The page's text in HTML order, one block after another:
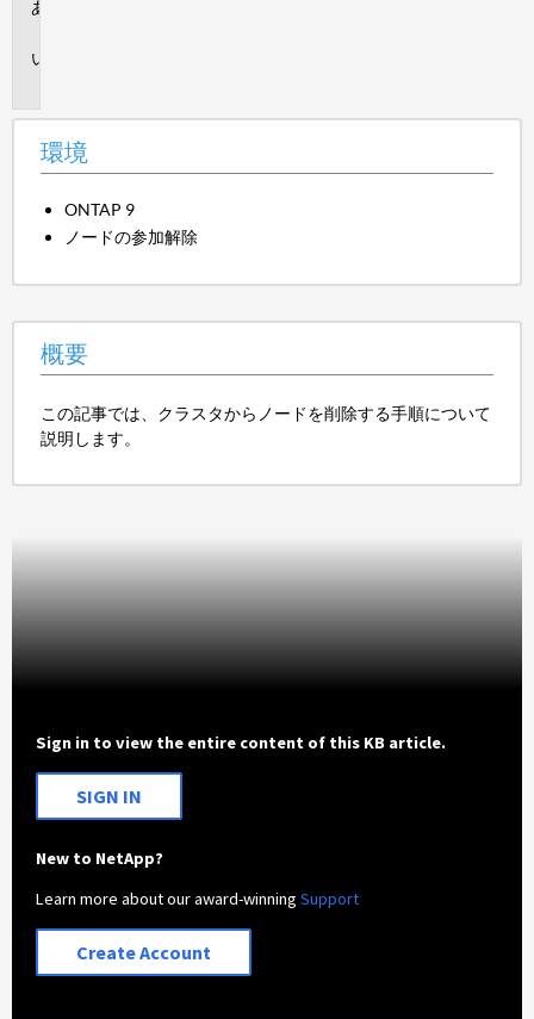
環境
ONTAP 9
ノードの参加解除
概要
この記事では、クラスタからノードを削除する手順について
説明します。
Sign in to view the entire content of this KB article.
SIGN IN
New to NetApp?
Learn more about our award-winningSupport
Create Account